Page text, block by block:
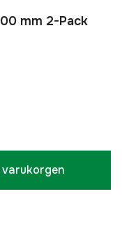
mm 2-Pack